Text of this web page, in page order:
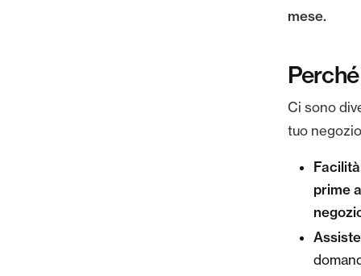
mese.
Ci sono
tuo
Facilità
prime